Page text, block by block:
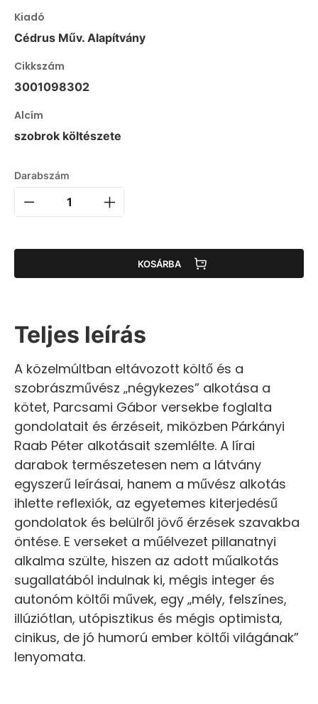
Kiadó
Cédrus Műv. Alapítvány
Cikkszám
3001098302
Alcím
szobrok költészete
Darabszám
KOSÁRBA
Teljes leírás
A közelmúltban eltávozott költő és a
szobrászművész „négykezes” alkotása a
kötet, Parcsami Gábor versekbe foglalta
gondolatait és érzéseit, miközben Párkányi
Raab Péter alkotásait szemlélte. A lírai
darabok természetesen nem a látvány
egyszerű leírásai, hanem a művész alkotás
ihlette reflexiók, az egyetemes kiterjedésű
gondolatok és belülről jövő érzések szavakba
öntése. E verseket a műélvezet pillanatnyi
alkalma szülte, hiszen az adott műalkotás
sugallatából indulnak ki, mégis integer és
autonóm költői művek, egy „mély, felszínes,
illúziótlan, utópisztikus és mégis optimista,
cinikus, de jó humorú ember költői világának”
lenyomata.